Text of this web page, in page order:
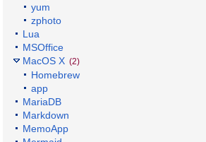
yum
zphoto
Lua
MSOffice
MacOS X (2)
Homebrew
app
MariaDB
Markdown
MemoApp